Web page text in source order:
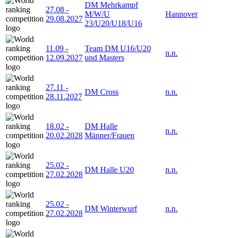
27.08 -
29.08.2027
DM Mehrkampf
M/W/U
23/U20/U18/U16
Hannover
11.09 -
12.09.2027
Team DM U16/U20
und Masters
n.n.
27.11 -
28.11.2027
DM Cross n.n.
18.02 -
20.02.2028
DM Halle
Männer/Frauen
n.n.
25.02 -
27.02.2028
DM Halle U20 n.n.
25.02 -
27.02.2028
DM Winterwurf n.n.